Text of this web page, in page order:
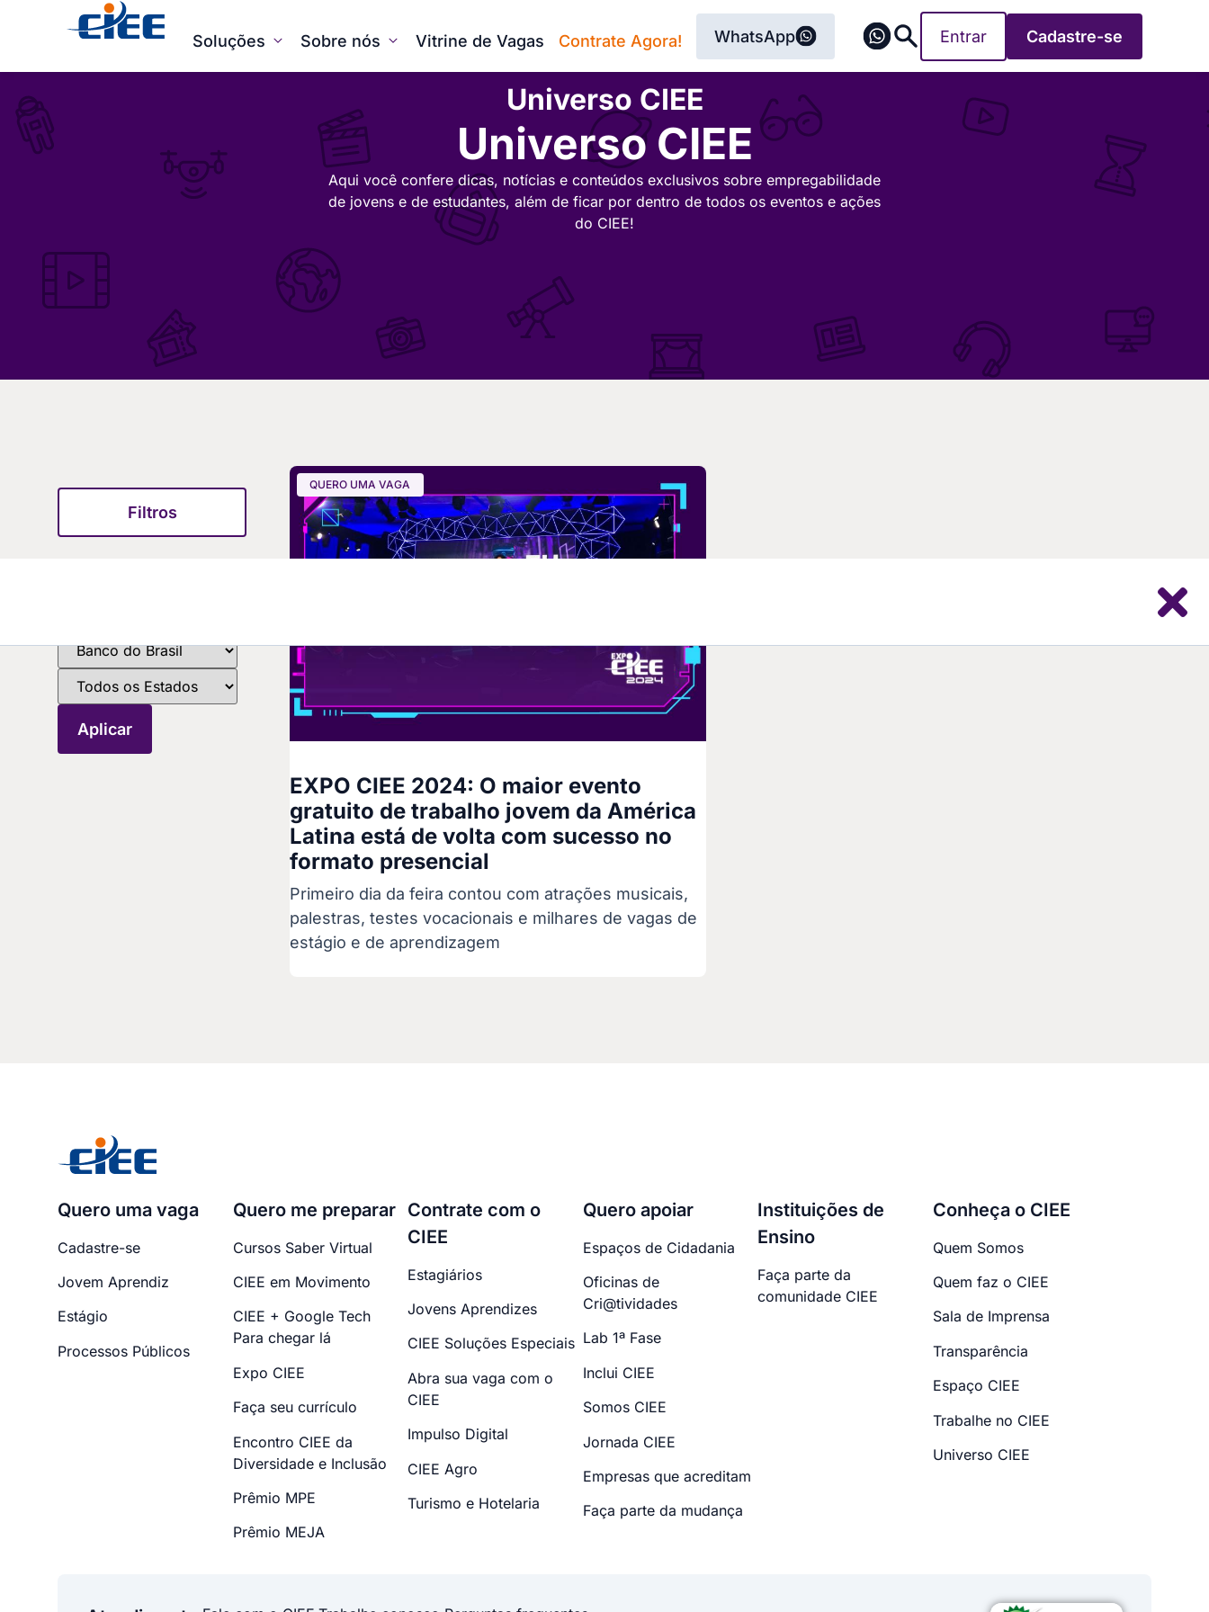
Soluções Sobre nós Vitrine de Vagas Contrate Agora! WhatsApp Entrar Cadastre-se
Universo CIEE
Universo CIEE
Aqui você confere dicas, notícias e conteúdos exclusivos sobre empregabilidade
de jovens e de estudantes, além de ficar por dentro de todos os eventos e ações
do CIEE!
Filtros
QUERO UMA VAGA
EXPO CIEE 2024: O maior evento
gratuito de trabalho jovem da América
Latina está de volta com sucesso no
formato presencial
Primeiro dia da feira contou com atrações musicais,
palestras, testes vocacionais e milhares de vagas de
estágio e de aprendizagem
Quero uma vaga
Cadastre-se
Jovem Aprendiz
Estágio
Processos Públicos
Quero me preparar
Cursos Saber Virtual
CIEE em Movimento
CIEE + Google Tech
Para chegar lá
Expo CIEE
Faça seu currículo
Encontro CIEE da
Diversidade e Inclusão
Prêmio MPE
Prêmio MEJA
Contrate com o
CIEE
Estagiários
Jovens Aprendizes
CIEE Soluções Especiais
Abra sua vaga com o
CIEE
Impulso Digital
CIEE Agro
Turismo e Hotelaria
Quero apoiar
Espaços de Cidadania
Oficinas de
Cri@tividades
Lab 1ª Fase
Inclui CIEE
Somos CIEE
Jornada CIEE
Empresas que acreditam
Faça parte da mudança
Instituições de
Ensino
Faça parte da
comunidade CIEE
Conheça o CIEE
Quem Somos
Quem faz o CIEE
Sala de Imprensa
Transparência
Espaço CIEE
Trabalhe no CIEE
Universo CIEE